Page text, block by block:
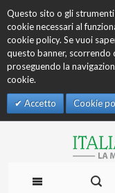
Questo sito o gli
cookie necessari al
cookie policy. Se vuoi
questo banner, scorrendo
proseguendo la
cookie.
Accetto Cookie